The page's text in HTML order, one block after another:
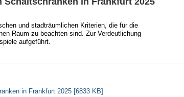
und stadträumlichen Kriterien, die für die
Raum zu beachten sind. Zur Verdeutlichung
aufgeführt.
in Frankfurt 2025 [6833 KB]